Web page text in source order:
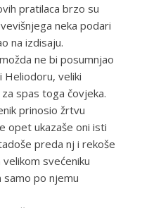
pratilaca brzo su
neka podari
na izdisaju.
ne bi posumnjao
Heliodoru, veliki
spas toga čovjeka.
prinosio žrtvu
opet ukazaše oni isti
preda nj i rekoše
velikom svećeniku
po njemu